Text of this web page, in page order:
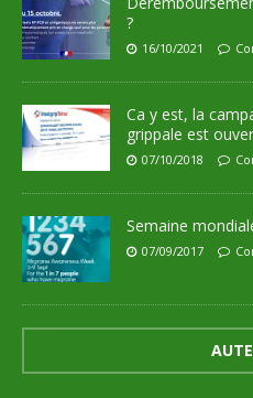
?
16/10/2021
Ca y est, la
grippale est
07/10/2018
Semaine
07/09/2017